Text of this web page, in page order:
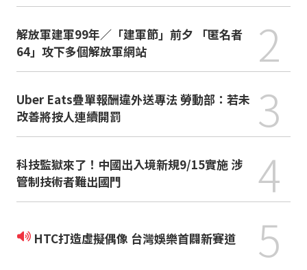
解放軍建軍99年／「建軍節」前夕 「匿名者
64」攻下多個解放軍網站
2
Uber Eats疊單報酬違外送專法 勞動部：若未
改善將按人連續開罰
3
科技監獄來了！中國出入境新規9/15實施 涉
管制技術者難出國門
4
HTC打造虛擬偶像 台灣娛樂首闢新賽道 5